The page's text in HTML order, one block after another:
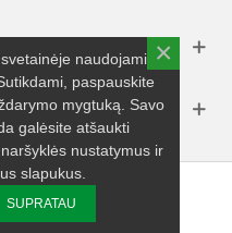
teisės saugomos.
naudojami
paspauskite
mygtuką. Savo
galėsite atšaukti
nustatymus ir
slapukus.
SUPRATAU
×